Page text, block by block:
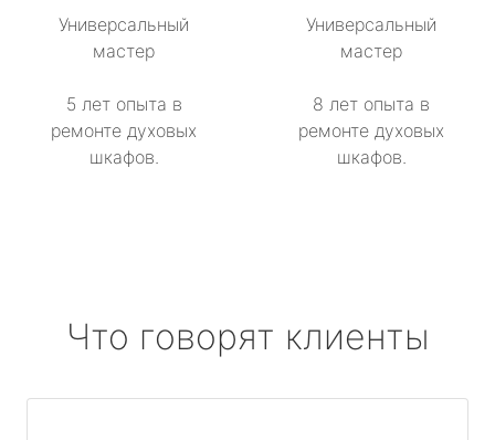
Универсальный
мастер
5 лет опыта в
ремонте духовых
шкафов.
Универсальный
мастер
8 лет опыта в
ремонте духовых
шкафов.
Что говорят клиенты